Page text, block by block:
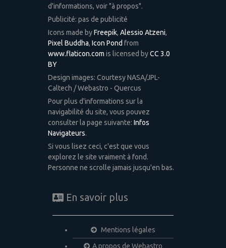
d'informations, voir "à propos".
Publicité: pas de publicité
Icons made byFreepik, Alessio Atzeni,
Pixel Buddha, Icon Pond from
www.flaticon.com is licensed byCC 3.0
BY
Design images: Courtesy NASA/JPL-
Caltech / Webastro - Quercus
Pour plus d'informations sur la
navigabilité du site, vous pouvez
consulter la page suivante: Infos
Navigateurs.
Si vous lisez ceci, c'est que vous
explorez le site vraiment à fond.
Personne ne scrolle jamais jusqu'en bas.
En savoir plus
Mentions légales
A propos de Webastro